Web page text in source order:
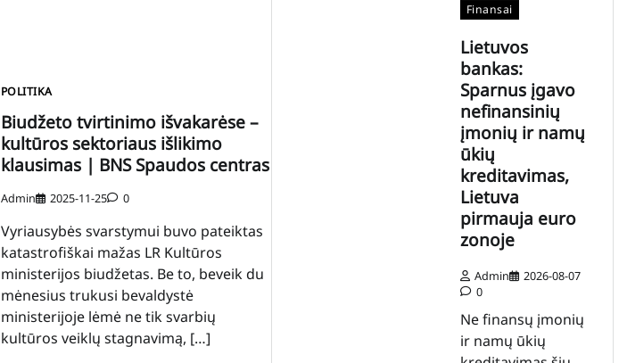
POLITIKA
Biudžeto tvirtinimo išvakarėse –
kultūros sektoriaus išlikimo
klausimas | BNS Spaudos centras
Admin 2025-11-25 0
Vyriausybės svarstymui buvo pateiktas
katastrofiškai mažas LR Kultūros
ministerijos biudžetas. Be to, beveik du
mėnesius trukusi bevaldystė
ministerijoje lėmė ne tik svarbių
kultūros veiklų stagnavimą, […]
Finansai
Lietuvos
bankas:
Sparnus įgavo
nefinansinių
įmonių ir namų
ūkių
kreditavimas,
Lietuva
pirmauja euro
zonoje
Admin
2026-08-07
0
Ne finansų įmonių
ir namų ūkių